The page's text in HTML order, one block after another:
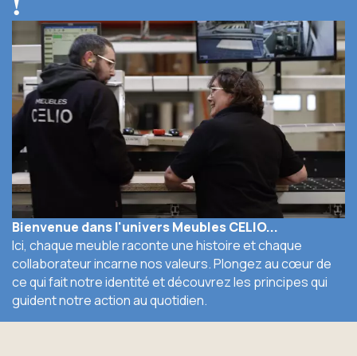
Bienvenue dans l'univers Meubles CELIO...
Ici, chaque meuble raconte une histoire et chaque
collaborateur incarne nos valeurs. Plongez au cœur de
ce qui fait notre identité et découvrez les principes qui
guident notre action au quotidien.